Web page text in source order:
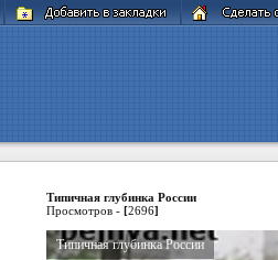
Типичная глубинка России
Просмотров - [2696]
Типичная глубинка России